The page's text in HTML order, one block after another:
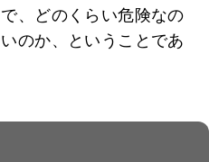
、どのくらい危険なの
のか、ということであ